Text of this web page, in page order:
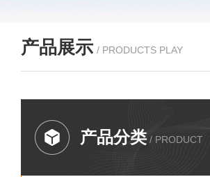
产品展示 / PRODUCTS PLAY
产品分类 / PRODUCT